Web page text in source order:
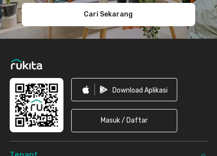
Cari Sekarang
Download Aplikasi
Masuk / Daftar